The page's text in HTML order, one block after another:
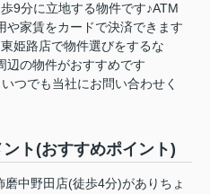
9分に立地する物件です♪ATM
や家賃をカードで決済できます
姫路店で物件選びをするな
辺の物件がおすすめです
つでも当社にお問い合わせく
ト(おすすめポイント)
中野田店(徒歩4分)がありちょ